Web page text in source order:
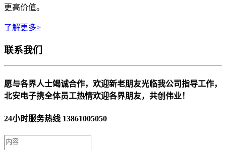
更高价值。
了解更多>
联系我们
愿与各界人士竭诚合作，欢迎新老朋友光临我公司指导工作，
北安电子携全体员工热情欢迎各界朋友，共创伟业！
24小时服务热线 13861005050